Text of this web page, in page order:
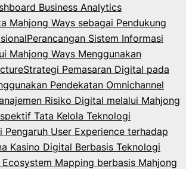
Business Analytics
Mahjong Ways sebagai Pendukung
Perancangan Sistem Informasi
Mahjong Ways Menggunakan
Strategi Pemasaran Digital pada
Pendekatan Omnichannel
Risiko Digital melalui Mahjong
Tata Kelola Teknologi
Pengaruh User Experience terhadap
Kasino Digital Berbasis Teknologi
Ecosystem Mapping berbasis Mahjong